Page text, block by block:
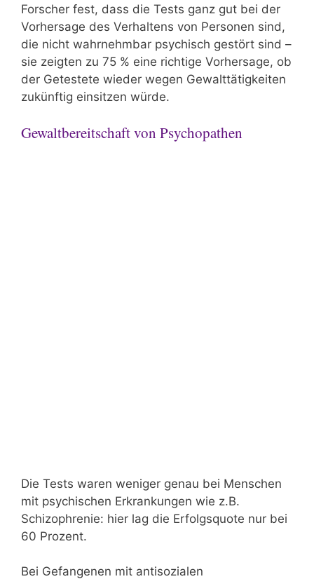
Forscher fest, dass die Tests ganz gut bei der
Vorhersage des Verhaltens von Personen sind,
die nicht wahrnehmbar psychisch gestört sind –
sie zeigten zu 75 % eine richtige Vorhersage, ob
der Getestete wieder wegen Gewalttätigkeiten
zukünftig einsitzen würde.
Gewaltbereitschaft von Psychopathen
Die Tests waren weniger genau bei Menschen
mit psychischen Erkrankungen wie z.B.
Schizophrenie: hier lag die Erfolgsquote nur bei
60 Prozent.
Bei Gefangenen mit antisozialen